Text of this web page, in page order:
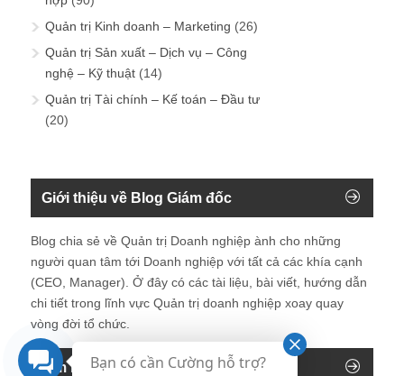
Quản trị Kinh doanh – Marketing (26)
Quản trị Sản xuất – Dịch vụ – Công
nghệ – Kỹ thuật (14)
Quản trị Tài chính – Kế toán – Đầu tư
(20)
Giới thiệu về Blog Giám đốc
Blog chia sẻ về Quản trị Doanh nghiệp ành cho những
người quan tâm tới Doanh nghiệp với tất cả các khía cạnh
(CEO, Manager). Ở đây có các tài liệu, bài viết, hướng dẫn
chi tiết trong lĩnh vực Quản trị doanh nghiệp xoay quay
vòng đời tổ chức.
Tìm kiếm trên blog
Bạn có cần Cường hỗ trợ?